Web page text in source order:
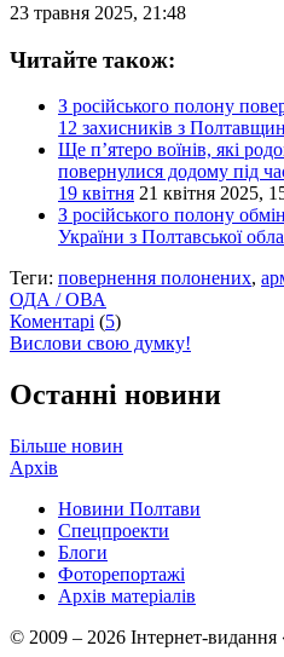
23 травня 2025, 21:48
Читайте також:
З російського полону
12 захисників з
Ще п’ятеро воїнів, які
повернулися додому під
19 квітня 21 квітня 2025,
З російського полону
України з Полтавської
Теги: повернення полонених,
ОДА / ОВА
Коментарі (5)
Вислови свою думку!
Останні новини
Більше новин
Архів
Новини Полтави
Спецпроекти
Блоги
Фоторепортажі
Архів матеріалів
© 2009 – 2026 Інтернет-